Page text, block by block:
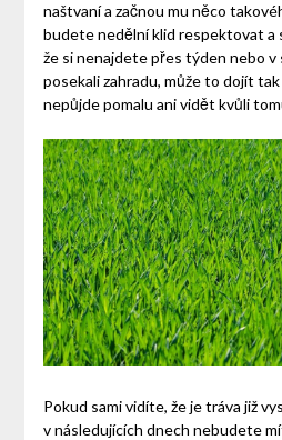
naštvaní a začnou mu něco
budete nedělní klid respektovat a
že si nenajdete přes týden nebo
posekali zahradu, může to dojít tak
nepůjde pomalu ani vidět kvůli
Pokud sami vidíte, že je tráva již
v následujících dnech nebudete